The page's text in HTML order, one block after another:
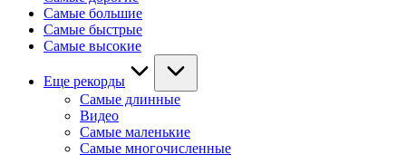
Самые большие
Самые быстрые
Самые высокие
Еще рекорды
Самые длинные
Видео
Самые маленькие
Самые многочисленные